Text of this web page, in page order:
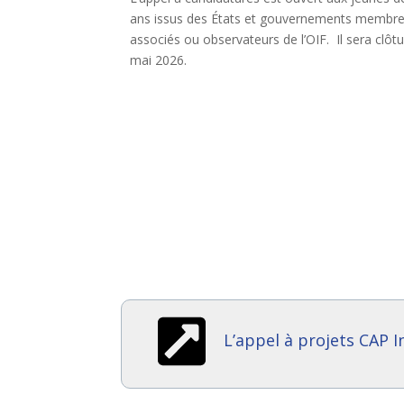
ans issus des États et gouvernements
associés ou observateurs de l’OIF. Il sera
mai 2026.
L’appel à projets CAP